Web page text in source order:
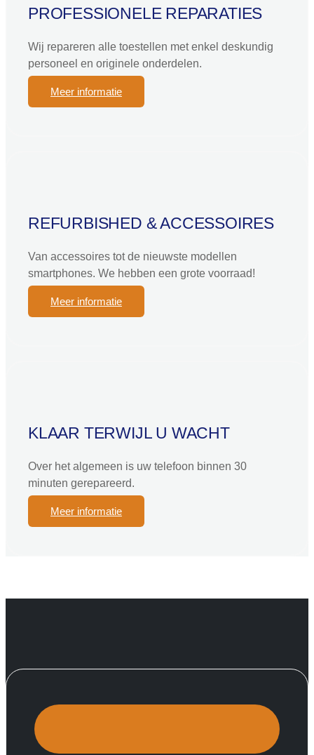
PROFESSIONELE REPARATIES
Wij repareren alle toestellen met enkel deskundig
personeel en originele onderdelen.
Meer informatie
REFURBISHED & ACCESSOIRES
Van accessoires tot de nieuwste modellen
smartphones. We hebben een grote voorraad!
Meer informatie
KLAAR TERWIJL U WACHT
Over het algemeen is uw telefoon binnen 30
minuten gerepareerd.
Meer informatie